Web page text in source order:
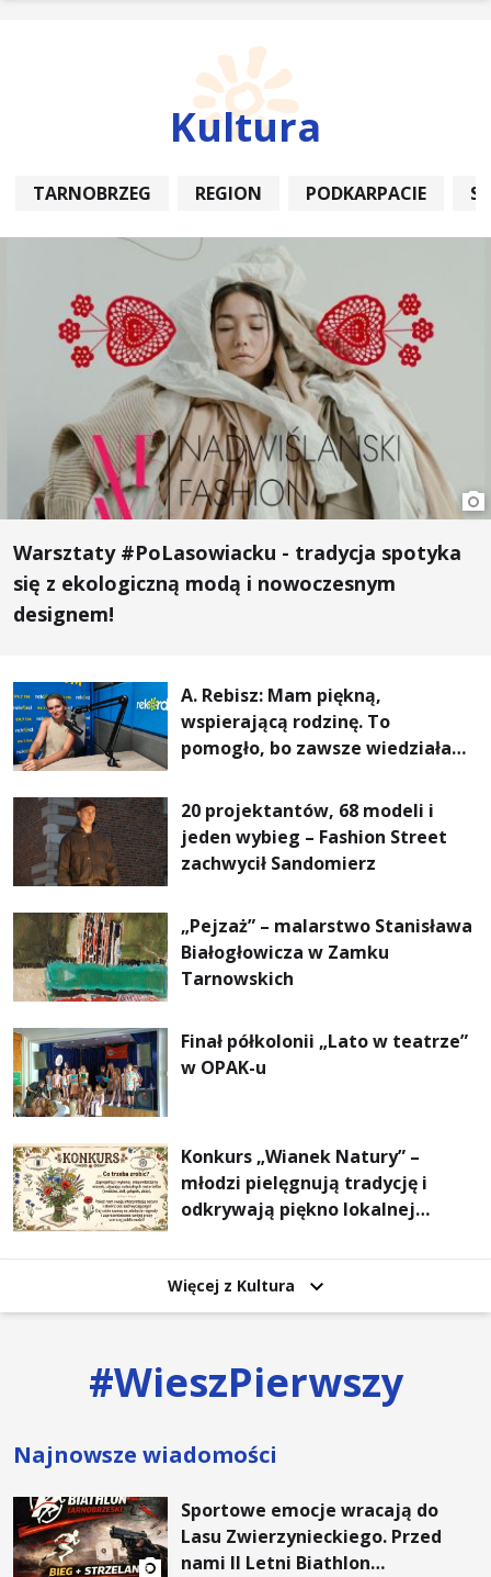
Kultura
TARNOBRZEG REGION PODKARPACIE
Warsztaty #PoLasowiacku - tradycja spotyka
się z ekologiczną modą i nowoczesnym
designem!
A. Rebisz: Mam piękną,
wspierającą rodzinę. To
pomogło, bo zawsze wiedziałam,
najważniejsza
20 projektantów, 68 modeli i
jeden wybieg – Fashion Street
zachwycił Sandomierz
„Pejzaż” – malarstwo Stanisława
Białogłowicza w Zamku
Tarnowskich
Finał półkolonii „Lato w teatrze”
w OPAK-u
Konkurs „Wianek Natury” –
młodzi pielęgnują tradycję i
odkrywają piękno lokalnej
Więcej z Kultura
#WieszPierwszy
Najnowsze wiadomości
Sportowe emocje wracają do
Lasu Zwierzynieckiego. Przed
nami II Letni Biathlon